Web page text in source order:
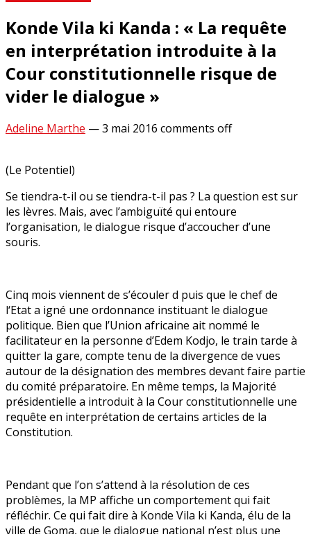
Konde Vila ki Kanda : « La requête
en interprétation introduite à la
Cour constitutionnelle risque de
vider le dialogue »
Adeline Marthe —3 mai 2016 comments off
(Le Potentiel)
Se tiendra-t-il ou se tiendra-t-il pas ? La question est sur
les lèvres. Mais, avec l’ambiguïté qui entoure
l’organisation, le dialogue risque d’accoucher d’une
souris.
Cinq mois viennent de s’écouler d puis que le chef de
l‘Etat a igné une ordonnance instituant le dialogue
politique. Bien que l’Union africaine ait nommé le
facilitateur en la personne d’Edem Kodjo, le train tarde à
quitter la gare, compte tenu de la divergence de vues
autour de la désignation des membres devant faire partie
du comité préparatoire. En même temps, la Majorité
présidentielle a introduit à la Cour constitutionnelle une
requête en interprétation de certains articles de la
Constitution.
Pendant que l’on s’attend à la résolution de ces
problèmes, la MP affiche un comportement qui fait
réfléchir. Ce qui fait dire à Konde Vila ki Kanda, élu de la
ville de Goma, que le dialogue national n’est plus une